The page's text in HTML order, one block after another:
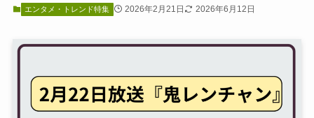
エンタメ・トレンド特集 2026年2月21日 2026年6月12日